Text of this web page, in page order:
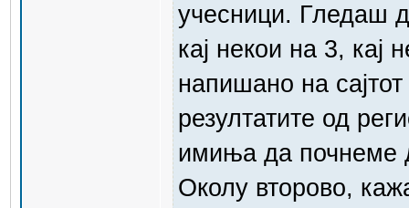
учесници. Гледаш
кај некои на 3, кај
напишано на
резултатите од
имиња да почнеме
Околу второво,